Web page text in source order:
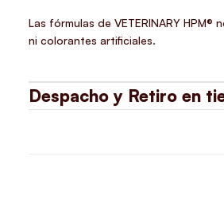
Las fórmulas de VETERINARY HPM®
ni colorantes artificiales.
Despacho y Retiro en